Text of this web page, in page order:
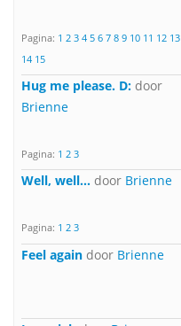
Pagina: 1 2 3 4 5 6 7 8 9 10 11 12 13
14 15
Hug me please. D: door
Brienne
Pagina: 1 2 3
Well, well... door Brienne
Pagina: 1 2 3
Feel again door Brienne